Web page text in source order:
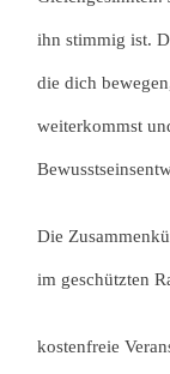
ihn stimmig ist.
die dich
weiterkommst
Die
im geschützten
kostenfreie